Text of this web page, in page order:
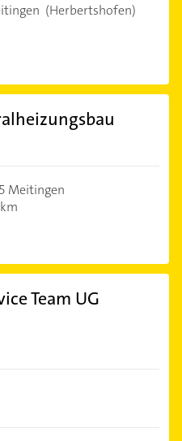
(Herbertshofen)
Meitingen
Team UG